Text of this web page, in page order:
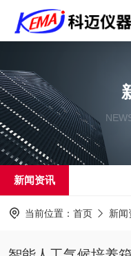
新闻资讯
当前位置： 首页 新闻